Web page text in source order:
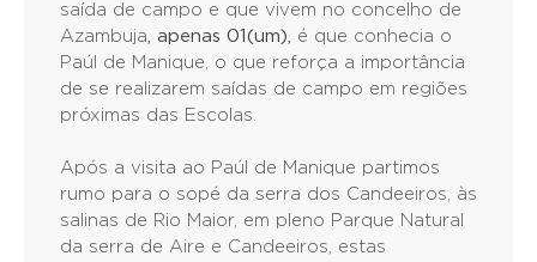
saída de campo e que vivem no concelho de
Azambuja, apenas 01(um), é que conhecia o
Paúl de Manique, o que reforça a importância
de se realizarem saídas de campo em regiões
próximas das Escolas.
Após a visita ao Paúl de Manique partimos
rumo para o sopé da serra dos Candeeiros, às
salinas de Rio Maior, em pleno Parque Natural
da serra de Aire e Candeeiros, estas